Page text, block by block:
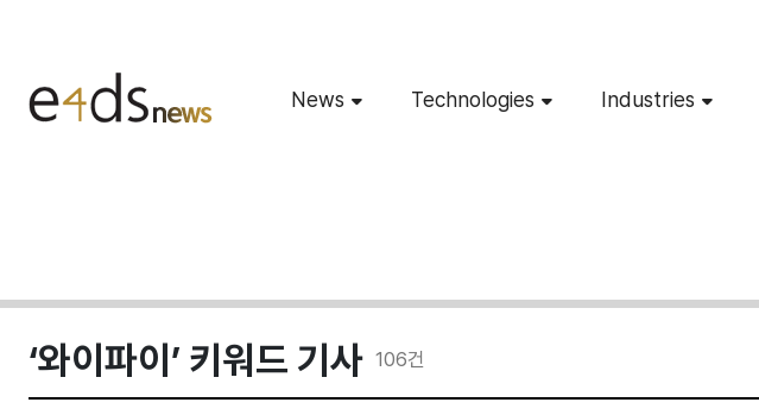
News Technologies Industries
‘와이파이’ 키워드 기사 106건